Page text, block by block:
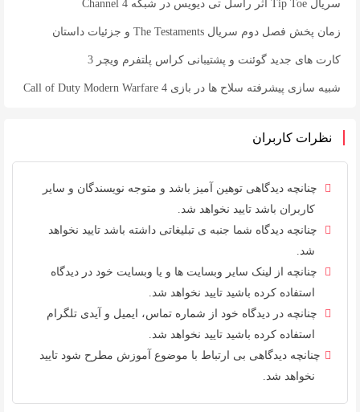
سریال Tip Toe اثر راسل تی دیویس در شبکه Channel 4
زمان پخش فصل دوم سریال The Testaments و جزئیات داستان
کارت های جدید گوئنت و پشتیبانی کراس پلتفرم ویچر 3
شبیه سازی پیشرفته سلاح ها در بازی Call of Duty Modern Warfare 4
نظرات کاربران
چنانچه دیدگاهی توهین آمیز باشد و متوجه نویسندگان و سایر
کاربران باشد تایید نخواهد شد.
چنانچه دیدگاه شما جنبه ی تبلیغاتی داشته باشد تایید نخواهد
شد.
چنانچه از لینک سایر وبسایت ها و یا وبسایت خود در دیدگاه
استفاده کرده باشید تایید نخواهد شد.
چنانچه در دیدگاه خود از شماره تماس، ایمیل و آیدی تلگرام
استفاده کرده باشید تایید نخواهد شد.
چنانچه دیدگاهی بی ارتباط با موضوع آموزش مطرح شود تایید
نخواهد شد.